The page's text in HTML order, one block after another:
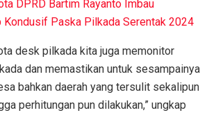
DPRD Bartim Rayanto Imbau
Kondusif Paska Pilkada Serentak 2024
desk pilkada kita juga memonitor
dan memastikan untuk sesampainya
bahkan daerah yang tersulit sekalipun
perhitungan pun dilakukan,” ungkap